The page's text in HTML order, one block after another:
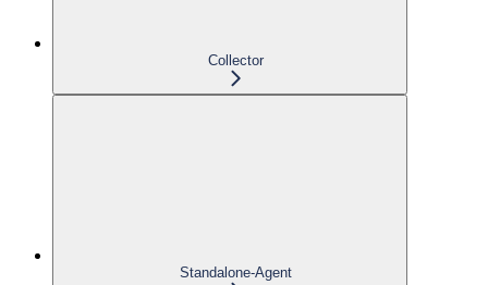
Collector
Standalone-Agent